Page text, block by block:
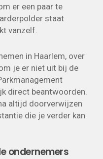
er een paar te
staat
vanzelf.
in Haarlem, over
je er niet uit bij de
direct beantwoorden.
altijd doorverwijzen
die je verder kan
ondernemers